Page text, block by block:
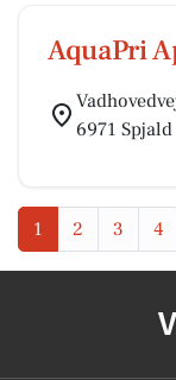
AquaPri
6971 Spjald
1 2 3 4